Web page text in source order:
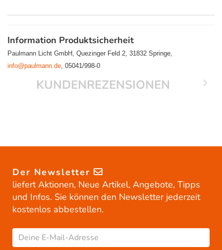
Information Produktsicherheit
Paulmann Licht GmbH, Quezinger Feld 2, 31832 Springe,
info@paulmann.de, 05041/998-0
KUNDENREZENSIONEN
Der Newsletter
liefert Aktionen, Neue Artikel, Angebote, Tipps
und Infos. Sie können den Newsletter jederzeit
kostenlos abbestellen.